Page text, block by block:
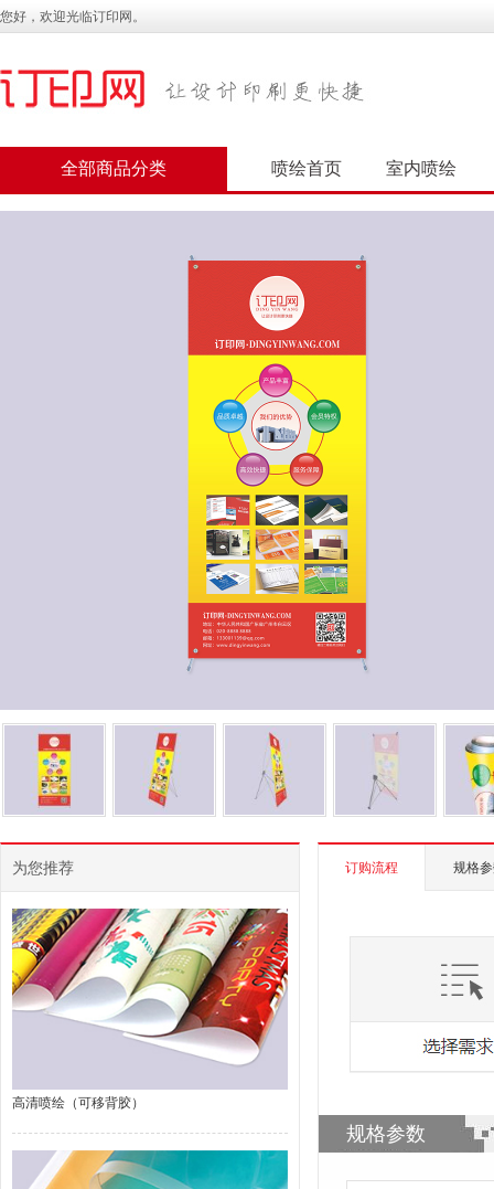
您好，欢迎光临订印网。
全部商品分类 喷绘首页 室内喷绘
为您推荐
高清喷绘（可移背胶）
订购流程 规格
规格参数